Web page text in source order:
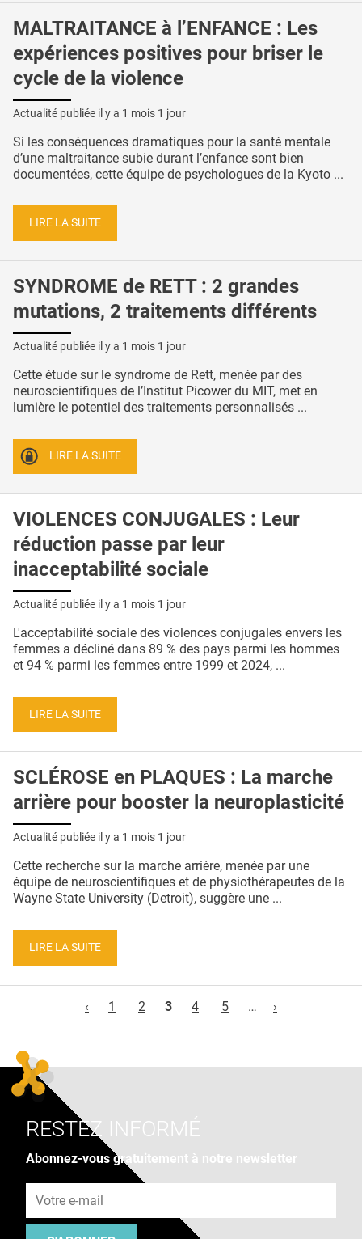
MALTRAITANCE à l’ENFANCE : Les
expériences positives pour briser le
cycle de la violence
Actualité publiée il y a 1 mois 1 jour
Si les conséquences dramatiques pour la santé mentale
d’une maltraitance subie durant l’enfance sont bien
documentées, cette équipe de psychologues de la Kyoto ...
LIRE LA SUITE
SYNDROME de RETT : 2 grandes
mutations, 2 traitements différents
Actualité publiée il y a 1 mois 1 jour
Cette étude sur le syndrome de Rett, menée par des
neuroscientifiques de l’Institut Picower du MIT, met en
lumière le potentiel des traitements personnalisés ...
LIRE LA SUITE
VIOLENCES CONJUGALES : Leur
réduction passe par leur
inacceptabilité sociale
Actualité publiée il y a 1 mois 1 jour
L'acceptabilité sociale des violences conjugales envers les
femmes a décliné dans 89 % des pays parmi les hommes
et 94 % parmi les femmes entre 1999 et 2024, ...
LIRE LA SUITE
SCLÉROSE en PLAQUES : La marche
arrière pour booster la neuroplasticité
Actualité publiée il y a 1 mois 1 jour
Cette recherche sur la marche arrière, menée par une
équipe de neuroscientifiques et de physiothérapeutes de la
Wayne State University (Detroit), suggère une ...
LIRE LA SUITE
‹
1 2 3 4 5 … ›
RESTEZ INFORMÉ
Abonnez-vous gratuitement à notre newsletter